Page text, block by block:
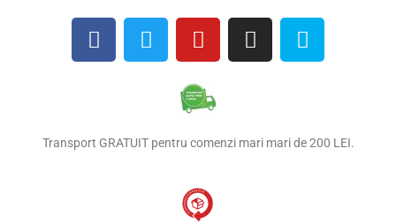
F
a
o
T
w
e
Y
o
t
u
b
I
n
g
S
k
Transport GRATUIT pentru comenzi mari mari de 200 LEI.